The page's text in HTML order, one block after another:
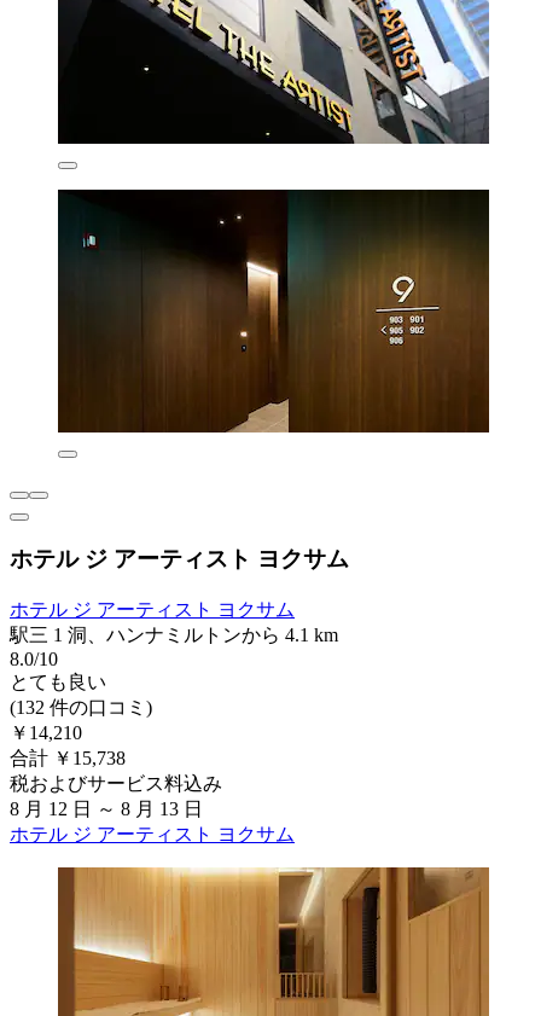
ホテル ジ アーティスト ヨクサム
ホテル ジ アーティスト ヨクサム
駅三 1 洞、ハンナミルトンから 4.1 km
8.0/10
とても良い
(132 件の口コミ)
￥14,210
合計 ￥15,738
税およびサービス料込み
8 月 12 日 ～ 8 月 13 日
ホテル ジ アーティスト ヨクサム